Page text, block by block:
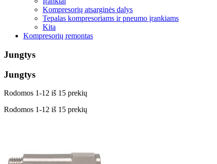
Kompresorių atsarginės dalys
Tepalas kompresoriams ir pneumo įrankiams
Kita
Kompresorių remontas
Jungtys
Jungtys
Rodomos 1-12 iš 15 prekių
Rodomos 1-12 iš 15 prekių